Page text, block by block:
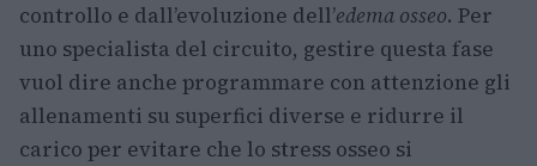
controllo e dall’evoluzione dell’edema osseo. Per
uno specialista del circuito, gestire questa fase
vuol dire anche programmare con attenzione gli
allenamenti su superfici diverse e ridurre il
carico per evitare che lo stress osseo si